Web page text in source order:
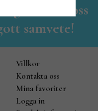
- Hos oss
samvete!
Villkor
Kontakta oss
Mina favoriter
Logga in